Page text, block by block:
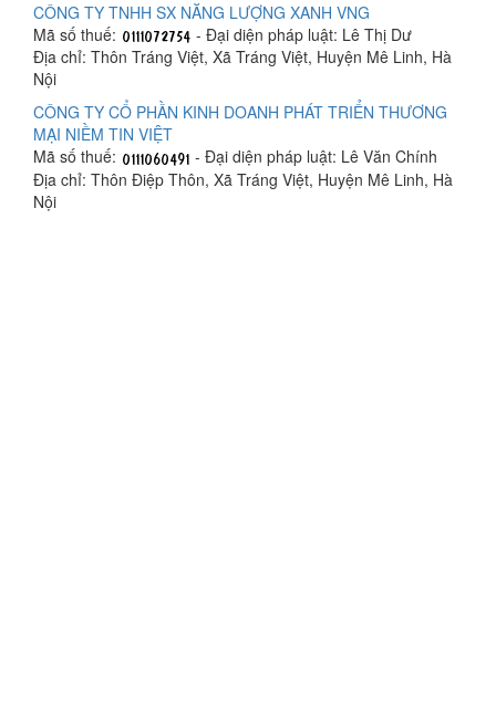
CÔNG TY TNHH SX NĂNG LƯỢNG XANH VNG
Mã số thuế:
- Đại diện pháp luật: Lê Thị Dư
Địa chỉ: Thôn Tráng Việt, Xã Tráng Việt, Huyện Mê Linh, Hà
Nội
CÔNG TY CỔ PHẦN KINH DOANH PHÁT TRIỂN THƯƠNG
MẠI NIỀM TIN VIỆT
Mã số thuế:
- Đại diện pháp luật: Lê Văn Chính
Địa chỉ: Thôn Điệp Thôn, Xã Tráng Việt, Huyện Mê Linh, Hà
Nội